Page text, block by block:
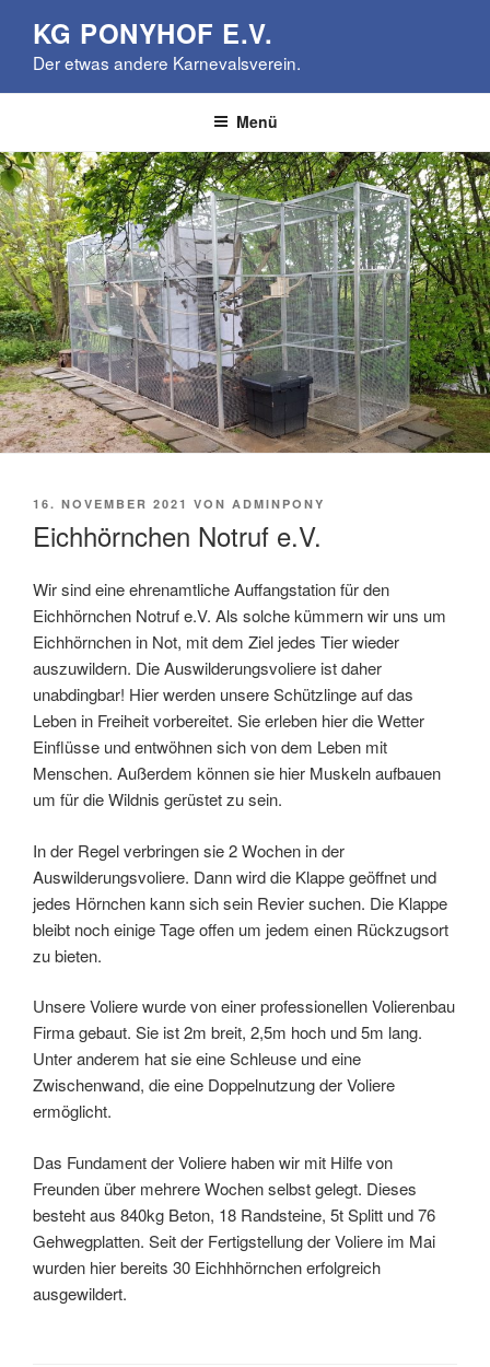
springen
KG PONYHOF E.V.
Der etwas andere Karnevalsverein.
Menü
VERÖFFENTLICHT
16. NOVEMBER 2021 VON ADMINPONY
Eichhörnchen Notruf e.V.
Wir sind eine ehrenamtliche Auffangstation für den
Eichhörnchen Notruf e.V. Als solche kümmern wir uns um
Eichhörnchen in Not, mit dem Ziel jedes Tier wieder
auszuwildern. Die Auswilderungsvoliere ist daher
unabdingbar! Hier werden unsere Schützlinge auf das
Leben in Freiheit vorbereitet. Sie erleben hier die Wetter
Einflüsse und entwöhnen sich von dem Leben mit
Menschen. Außerdem können sie hier Muskeln aufbauen
um für die Wildnis gerüstet zu sein.
In der Regel verbringen sie 2 Wochen in der
Auswilderungsvoliere. Dann wird die Klappe geöffnet und
jedes Hörnchen kann sich sein Revier suchen. Die Klappe
bleibt noch einige Tage offen um jedem einen Rückzugsort
zu bieten.
Unsere Voliere wurde von einer professionellen Volierenbau
Firma gebaut. Sie ist 2m breit, 2,5m hoch und 5m lang.
Unter anderem hat sie eine Schleuse und eine
Zwischenwand, die eine Doppelnutzung der Voliere
ermöglicht.
Das Fundament der Voliere haben wir mit Hilfe von
Freunden über mehrere Wochen selbst gelegt. Dieses
besteht aus 840kg Beton, 18 Randsteine, 5t Splitt und 76
Gehwegplatten. Seit der Fertigstellung der Voliere im Mai
wurden hier bereits 30 Eichhhörnchen erfolgreich
ausgewildert.